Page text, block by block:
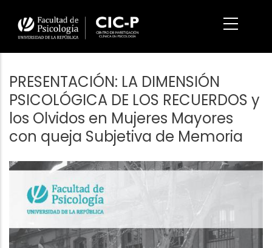
contenido
principal
PRESENTACIÓN: LA DIMENSIÓN
PSICOLÓGICA DE LOS RECUERDOS y
los Olvidos en Mujeres Mayores
con queja Subjetiva de Memoria
Imagen/Afiche